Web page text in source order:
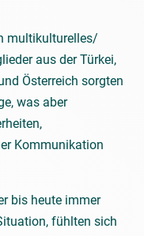
multikulturelles/
aus der Türkei,
Österreich sorgten
was aber
Kommunikation
bis heute immer
fühlten sich